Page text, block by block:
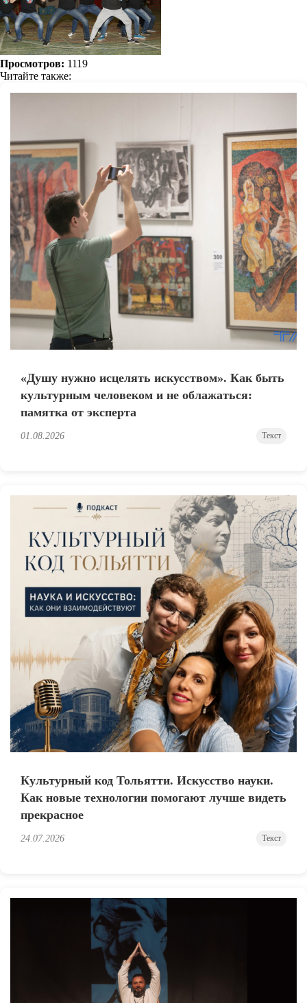
Просмотров: 1119
Читайте также:
«Душу нужно исцелять искусством». Как быть
культурным человеком и не облажаться:
памятка от эксперта
01.08.2026 Текст
Культурный код Тольятти. Искусство науки.
Как новые технологии помогают лучше видеть
прекрасное
24.07.2026 Текст